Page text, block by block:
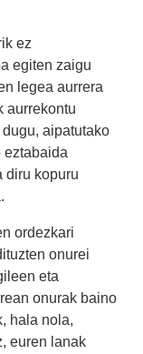
ez
egiten zaigu
legea aurrera
aurrekontu
aipatutako
eztabaida
diru kopuru
ordezkari
onurei
eta
onurak baino
hala nola,
euren lanak